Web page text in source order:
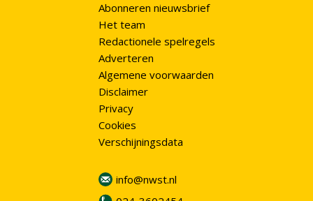
Abonneren nieuwsbrief
Het team
Redactionele spelregels
Adverteren
Algemene voorwaarden
Disclaimer
Privacy
Cookies
Verschijningsdata
info@nwst.nl